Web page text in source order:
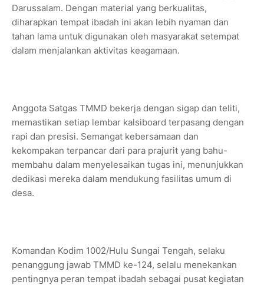
Darussalam. Dengan material yang berkualitas,
diharapkan tempat ibadah ini akan lebih nyaman dan
tahan lama untuk digunakan oleh masyarakat setempat
dalam menjalankan aktivitas keagamaan.
Anggota Satgas TMMD bekerja dengan sigap dan teliti,
memastikan setiap lembar kalsiboard terpasang dengan
rapi dan presisi. Semangat kebersamaan dan
kekompakan terpancar dari para prajurit yang bahu-
membahu dalam menyelesaikan tugas ini, menunjukkan
dedikasi mereka dalam mendukung fasilitas umum di
desa.
Komandan Kodim 1002/Hulu Sungai Tengah, selaku
penanggung jawab TMMD ke-124, selalu menekankan
pentingnya peran tempat ibadah sebagai pusat kegiatan